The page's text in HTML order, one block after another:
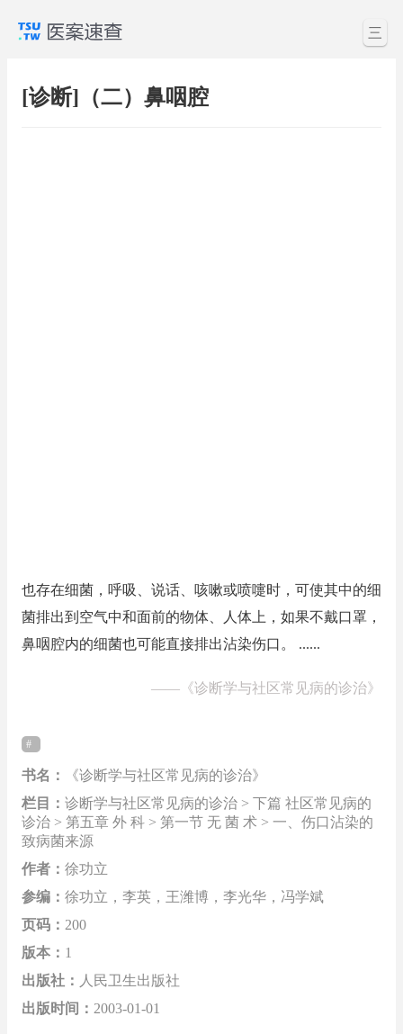
三
[诊断]（二）鼻咽腔
也存在细菌，呼吸、说话、咳嗽或喷嚏时，可使其中的细
菌排出到空气中和面前的物体、人体上，如果不戴口罩，
鼻咽腔内的细菌也可能直接排出沾染伤口。 ......
—— 《诊断学与社区常见病的诊治》
书名：
《诊断学与社区常见病的诊治》
栏目： 诊断学与社区常见病的诊治 > 下篇 社区常见病的
诊治 > 第五章 外 科 > 第一节 无 菌 术 > 一、伤口沾染的
致病菌来源
作者： 徐功立
参编： 徐功立，李英，王潍博，李光华，冯学斌
页码： 200
版本： 1
出版社： 人民卫生出版社
出版时间： 2003-01-01